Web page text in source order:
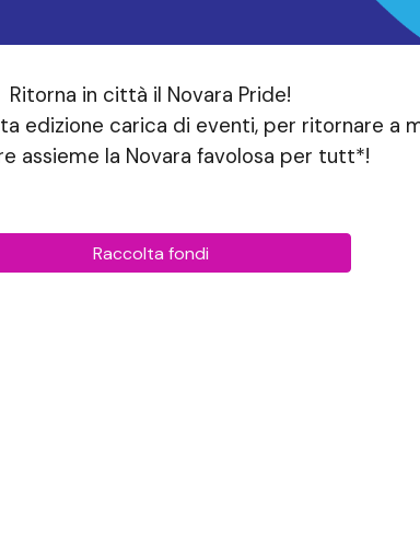
Ritorna in città il Novara Pride!
edizione carica di eventi, per ritornare a
assieme la Novara favolosa per tutt*!
Raccolta fondi